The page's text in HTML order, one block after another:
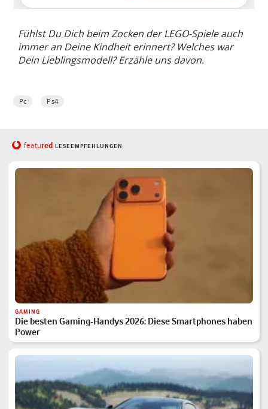
Fühlst Du Dich beim Zocken der LEGO-Spiele auch
immer an Deine Kindheit erinnert? Welches war
Dein Lieblingsmodell? Erzähle uns davon.
Pc Ps4
featured LESEEMPFEHLUNGEN
GAMING
Die besten Gaming-Handys 2026: Diese Smartphones haben
Power